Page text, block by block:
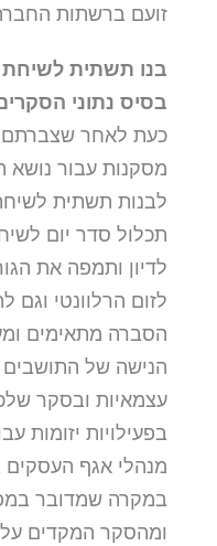
זועם ברשתות
בנו תשתית
בסיס נתוני
כעת לאחר שצברתם
מסקנות עבור
לבנות תשתית
תכלול סדר יום
לדיון ותמפה את
לזום הרלוונטי וגם
הסברה מתאימים
הנישה של
עצמאיות ובסקר
בפעילויות יזומות
מנהלי אגף העסקים
במקרה שמדובר
ומהסקר המקדים